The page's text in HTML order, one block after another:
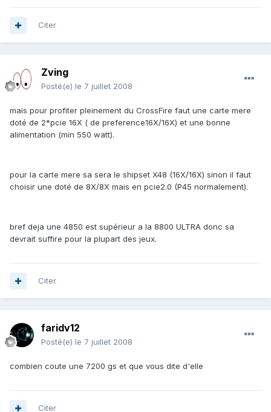
Citer
Zving
Posté(e) le 7 juillet 2008
mais pour profiter pleinement du CrossFire faut une carte mere
doté de 2*pcie 16X ( de preference16X/16X) et une bonne
alimentation (min 550 watt).
pour la carte mere sa sera le shipset X48 (16X/16X) sinon il faut
choisir une doté de 8X/8X mais en pcie2.0 (P45 normalement).
bref deja une 4850 est supérieur a la 8800 ULTRA donc sa
devrait suffire pour la plupart des jeux.
Citer
faridv12
Posté(e) le 7 juillet 2008
combien coute une 7200 gs et que vous dite d'elle
Citer